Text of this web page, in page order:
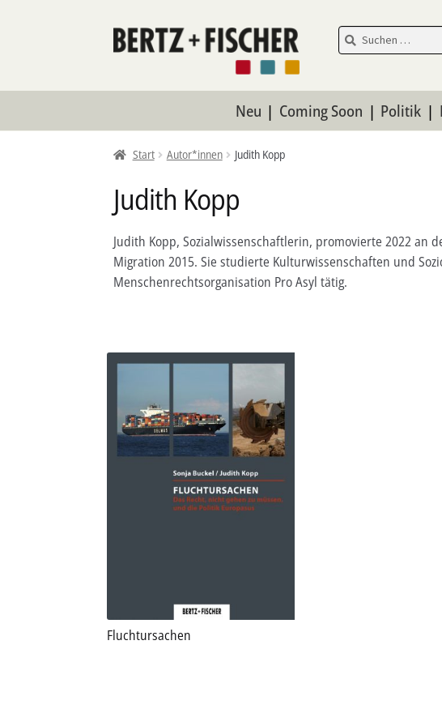
Zur
Navigation
Zum
Inhalt
Suchen
nach:
Suchen
Neu Coming Soon Politik
Start Autor*innen Judith Kopp
Judith Kopp
Judith Kopp, Sozialwissenschaftlerin, promovierte 2022 an
Migration 2015. Sie studierte Kulturwissenschaften und
Menschenrechtsorganisation Pro Asyl tätig.
Fluchtursachen